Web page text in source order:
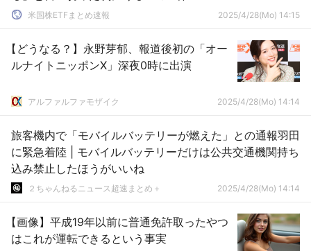
米国株ETFまとめ速報 2025/4/28(Mo) 14:15
【どうなる？】永野芽郁、報道後初の「オー
ルナイトニッポンX」深夜0時に出演
アルファルファモザイク 2025/4/28(Mo) 14:14
旅客機内で「モバイルバッテリーが燃えた」との通報羽田
に緊急着陸 | モバイルバッテリーだけは公共交通機関持ち
込み禁止したほうがいいね
２ちゃんねるニュース超速まとめ＋ 2025/4/28(Mo) 14:14
【画像】平成19年以前に普通免許取ったやつ
はこれが運転できるという事実